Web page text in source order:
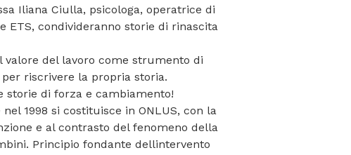
Iliana Ciulla, psicologa, operatrice di
ETS, condivideranno storie di rinascita
valore del lavoro come strumento di
riscrivere la propria storia.
storie di forza e cambiamento!
nel 1998 si costituisce in ONLUS, con la
e al contrasto del fenomeno della
Principio fondante dellintervento